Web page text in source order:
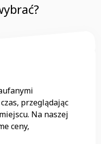
przeglądając
Na naszej
ceny,